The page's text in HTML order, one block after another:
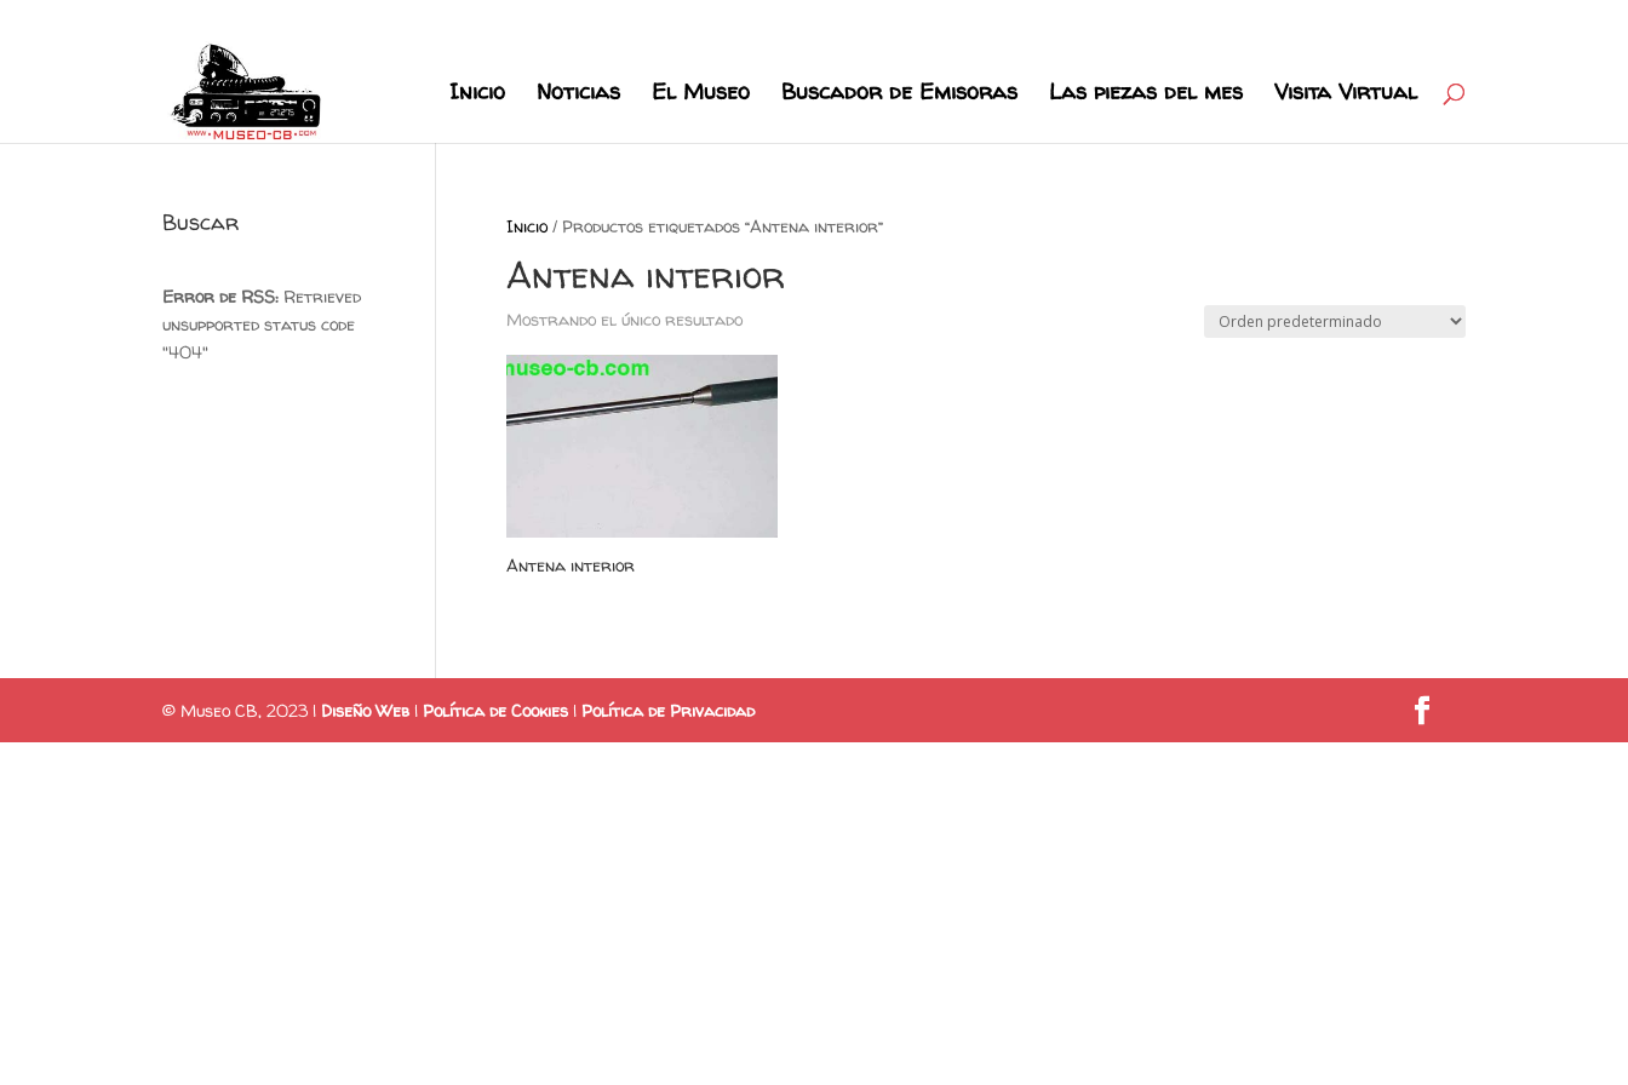
Inicio Noticias El Museo Buscador de Emisoras Las piezas del mes Visita Virtual
Inicio/ Productos etiquetados “Antena interior”
Antena interior
Mostrando el único resultado
Antena interior
Buscar
Error de RSS: Retrieved
unsupported status code
"404"
© Museo CB, 2023 | Diseño Web | Política de Cookies | Política de Privacidad